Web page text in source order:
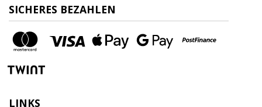
SICHERES BEZAHLEN
LINKS